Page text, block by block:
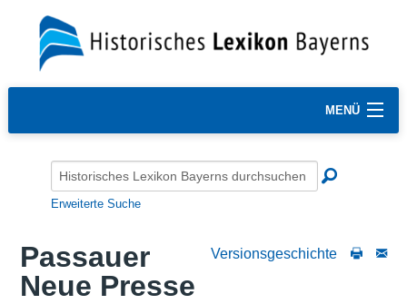
MENÜ
Erweiterte Suche
Versionsgeschichte
Passauer
Neue Presse